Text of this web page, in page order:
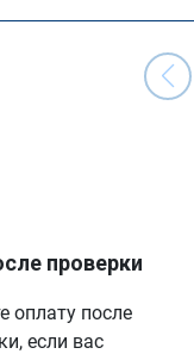
проверки
оплату после
если вас